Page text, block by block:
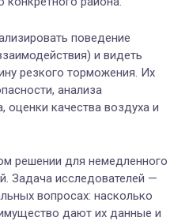
поведение
и видеть
резкого торможения. Их
анализа
оценки качества воздуха и
решении для немедленного
Задача исследователей —
вопросах: насколько
дают их данные и